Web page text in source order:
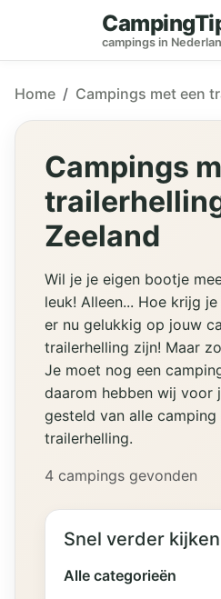
campings in
Home Campings met een
Campings
Zeeland
Wil je je eigen bootje
leuk! Alleen... Hoe krijg
er nu gelukkig op jouw
trailerhelling zijn! Maar
Je moet nog een
daarom hebben wij voor
gesteld van alle camping
trailerhelling.
4 campings gevonden
Snel verder kijken
Alle categorieën